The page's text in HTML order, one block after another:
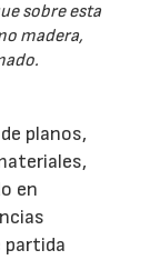
sobre esta
madera,
planos,
en
partida